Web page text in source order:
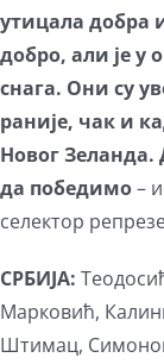
утицала добра
добро, али је у
снага. Они су
раније, чак и
Новог
да победимо–
селектор
СРБИЈА:
Марковић,
Штимац,